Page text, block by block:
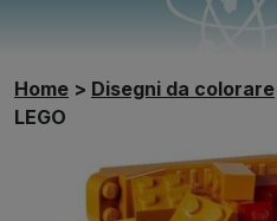
Home > Disegni da colorare
LEGO